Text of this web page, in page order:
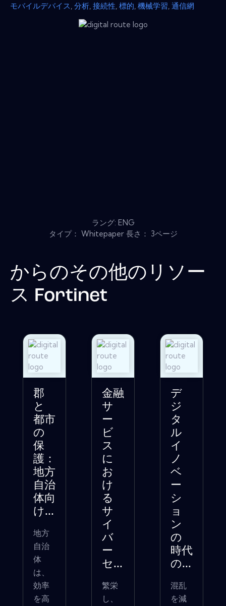
モバイルデバイス 分析 接続性 標的 機械学習 通信網
ラング: ENG
タイプ： Whitepaper 長さ： 3ページ
からのその他のリソー
ス Fortinet
郡
と
都市
の
保
護：
地方
自治
体向
け...
地方
自治
体
は、
効率
を高
金融
サ
ー
ビ
ス
に
お
け
る
サ
イ
バ
ー
セ...
繁栄
し、
デ
ジ
タ
ル
イ
ノ
ベ
ー
シ
ョ
ン
の
時代
の...
混乱
を減